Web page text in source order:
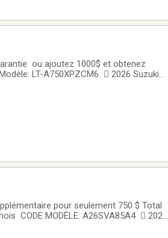
ou ajoutez 1000$ et obtenez
LT-A750XPZCM6  2026 Suzuki
pour seulement 750 $ Total
CODE MODÈLE: A26SVA85A4  2026